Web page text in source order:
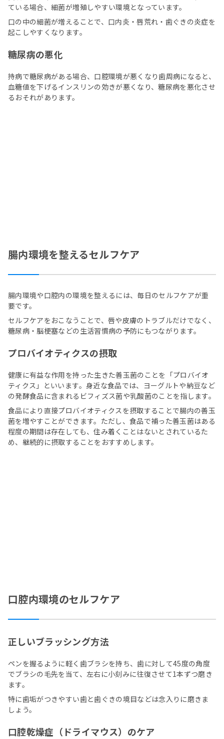
ている場合、細菌が増殖しやすい環境となっています。
口の中の細菌が増えることで、口内炎・唇荒れ・歯ぐきの炎症を
起こしやすくなります。
糖尿病の悪化
持病で糖尿病がある場合、口腔環境が悪くなり歯周病になると、
血糖値を下げるインスリンの効きが悪くなり、糖尿病を悪化させ
るおそれがあります。
腸内環境を整えるセルフケア
腸内環境や口腔内の環境を整えるには、毎日のセルフケアが重
要です。
セルフケアをおこなうことで、唇や皮膚のトラブルだけでなく、
糖尿病・脳梗塞などの生活習慣病の予防にもつながります。
プロバイオティクスの摂取
健康に有益な作用を持った生きた善玉菌のことを「プロバイオ
ティクス」といいます。身近な食品では、ヨーグルトや納豆など
の発酵食品に含まれるビフィズス菌や乳酸菌のことを指します。
食品により直接プロバイオティクスを摂取することで腸内の善玉
菌を増やすことができます。ただし、食品で補った善玉菌はある
程度の期間は存在しても、住み着くことはないとされているた
め、継続的に摂取することをおすすめします。
口腔内環境のセルフケア
正しいブラッシング方法
ペンを握るように軽く歯ブラシを持ち、歯に対して45度の角度
でブラシの毛先を当て、左右に小刻みに往復させて1本ずつ磨き
ます。
特に歯垢がつきやすい歯と歯ぐきの境目などは念入りに磨きま
しょう。
口腔乾燥症（ドライマウス）のケア